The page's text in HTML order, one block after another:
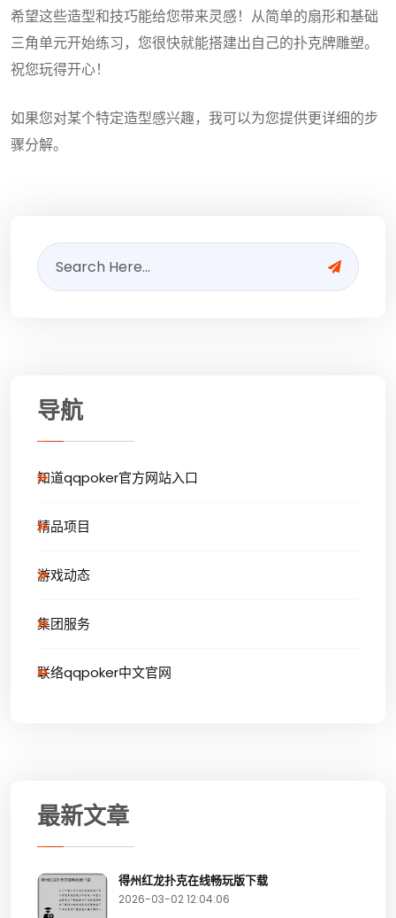
希望这些造型和技巧能给您带来灵感！从简单的扇形和基础
三角单元开始练习，您很快就能搭建出自己的扑克牌雕塑。
祝您玩得开心！
如果您对某个特定造型感兴趣，我可以为您提供更详细的步
骤分解。
导航
知道qqpoker官方网站入口
精品项目
游戏动态
集团服务
联络qqpoker中文官网
最新文章
得州红龙扑克在线畅玩版下载
2026-03-02 12:04:06